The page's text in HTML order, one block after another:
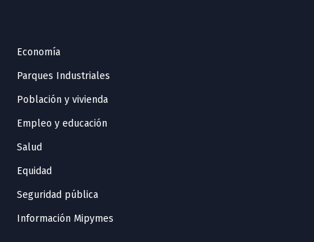
Economía
Parques Industriales
Población y vivienda
Empleo y educación
Salud
Equidad
Seguridad pública
Información Mipymes